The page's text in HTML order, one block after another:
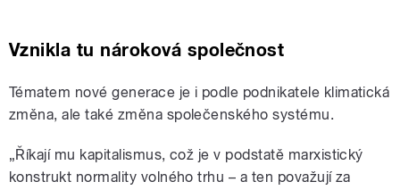
Vznikla tu nároková společnost
Tématem nové generace je i podle podnikatele klimatická
změna, ale také změna společenského systému.
„Říkají mu kapitalismus, což je v podstatě marxistický
konstrukt normality volného trhu – a ten považují za